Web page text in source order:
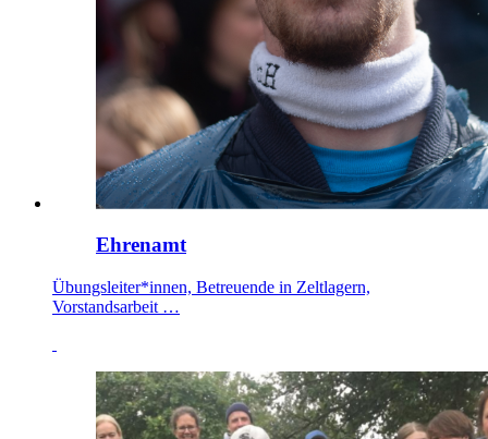
Ehrenamt
Übungsleiter*innen, Betreuende in Zeltlagern,
Vorstandsarbeit …